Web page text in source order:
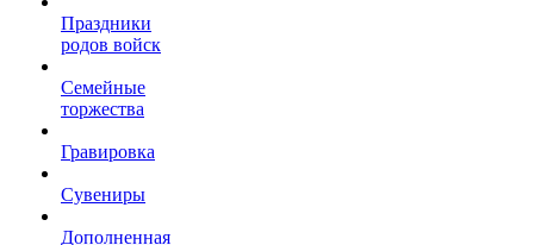
Праздники
родов войск
Семейные
торжества
Гравировка
Сувениры
Дополненная